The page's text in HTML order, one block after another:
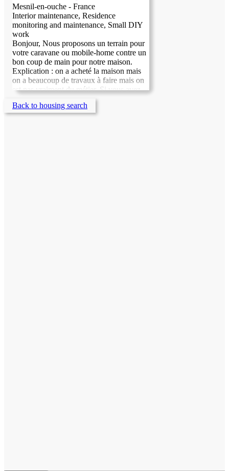
Mesnil-en-ouche - France
Interior maintenance, Residence
monitoring and maintenance, Small DIY
work
Bonjour, Nous proposons un terrain pour
votre caravane ou mobile-home contre un
bon coup de main pour notre maison.
Explication : on a acheté la maison mais
on a beaucoup de travaux à faire mais on
est pas vraiment du métier. Si vous avez
votre propre mobile-home ou caravane
mais pas de terrain, que vous vous y
connaissez en travaux, nous serions
Back to housing search